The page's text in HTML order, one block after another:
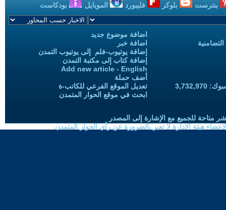
بنترست بلوكر فليبورد الموبايل بودكاست
اضافة موضوع جديد
اضافة خبر
إضافة يوتيوب-فلم إلى يوتيوب التمدن
إضافة كتاب إلى مكتبة التمدن
Add new article - English
أضف حملة
تعديل الموقع الفرعي للكاتب-ة
ابحث في موقع الحوار المتمدن
متاحة للجميع مع الإشارة إلى المصدر
هيئة الادارة لا تعبر بالضرورة عن رأي الحوار المتمدن